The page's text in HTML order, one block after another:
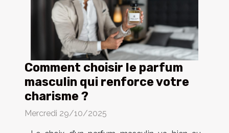
Comment choisir le parfum
masculin qui renforce votre
charisme ?
Mercredi 29/10/2025